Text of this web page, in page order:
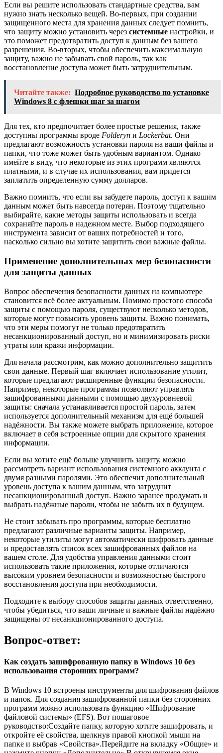
Если вы решите использовать стандартные средства, вам
нужно знать несколько вещей. Во-первых, при создании
защищенного места для хранения данных следует помнить,
что защиту можно установить через системные настройки, и
это поможет предотвратить доступ к данным без вашего
разрешения. Во-вторых, чтобы обеспечить максимальную
защиту, важно не забывать свой пароль, так как
восстановление доступа может быть затруднительным.
Читайте также: Подробное руководство по установке
Windows 8 с флешки шаг за шагом
Для тех, кто предпочитает более простые решения, также
доступны программы вроде Folderyn и Lockerbat. Они
предлагают возможность установки пароля на ваши файлы и
папки, что тоже может быть удобным вариантом. Однако
имейте в виду, что некоторые из этих программ являются
платными, и в случае их использования, вам придется
заплатить определенную сумму долларов.
Важно помнить, что если вы забудете пароль, доступ к вашим
данным может быть навсегда потерян. Поэтому тщательно
выбирайте, какие методы защиты использовать и всегда
сохраняйте пароль в надежном месте. Выбор подходящего
инструмента зависит от ваших потребностей и того,
насколько сильно вы хотите защитить свои важные файлы.
Применение дополнительных мер безопасности
для защиты данных
Вопрос обеспечения безопасности данных на компьютере
становится всё более актуальным. Помимо простого способа
защиты с помощью пароля, существуют несколько методов,
которые могут повысить уровень защиты. Важно понимать,
что эти меры помогут не только предотвратить
несанкционированный доступ, но и минимизировать риски
утраты или кражи информации.
Для начала рассмотрим, как можно дополнительно защитить
свои данные. Первый шаг включает использование утилит,
которые предлагают расширенные функции безопасности.
Например, некоторые программы позволяют управлять
зашифрованными данными с помощью двухуровневой
защиты: сначала устанавливается простой пароль, затем
используется дополнительный механизм для ещё большей
надёжности. Вы также можете выбрать приложение, которое
включает в себя встроенные опции для скрытого хранения
информации.
Если вы хотите ещё больше улучшить защиту, можно
рассмотреть вариант использования системного аккаунта с
двумя разными паролями. Это обеспечит дополнительный
уровень доступа к вашим данным, что затруднит
несанкционированный доступ. Важно заранее продумать и
выбрать надёжные пароли, чтобы не забыть их в будущем.
Не стоит забывать про программы, которые бесплатно
предлагают различные варианты защиты. Например,
некоторые утилиты могут автоматически шифровать данные
и предоставлять список всех зашифрованных файлов на
вашем столе. Для удобства управления данными стоит
использовать такие приложения, которые отличаются
высоким уровнем безопасности и возможностью быстрого
восстановления доступа при необходимости.
Подходите к выбору способов защиты данных ответственно,
чтобы убедиться, что ваши личные и важные файлы надёжно
защищены от несанкционированного доступа.
Вопрос-ответ:
Как создать зашифрованную папку в Windows 10 без
использования сторонних программ?
В Windows 10 встроены инструменты для шифрования файлов
и папок. Для создания зашифрованной папки без сторонних
программ можно использовать функцию «Шифрование
файловой системы» (EFS). Вот пошаговое
руководство:Создайте папку, которую хотите зашифровать, и
откройте её свойства, щелкнув правой кнопкой мыши на
папке и выбрав «Свойства».Перейдите на вкладку «Общие» и